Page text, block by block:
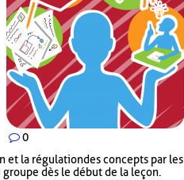
0
la régulation des concepts par les
dès le début de la leçon.